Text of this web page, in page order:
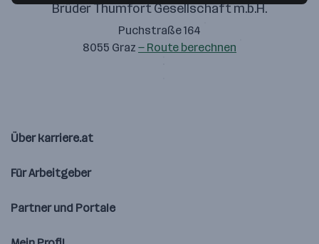
Brüder Thumfort Gesellschaft m.b.H.
Puchstraße 164
8055 Graz — Route berechnen
Über karriere.at
Für Arbeitgeber
Partner und Portale